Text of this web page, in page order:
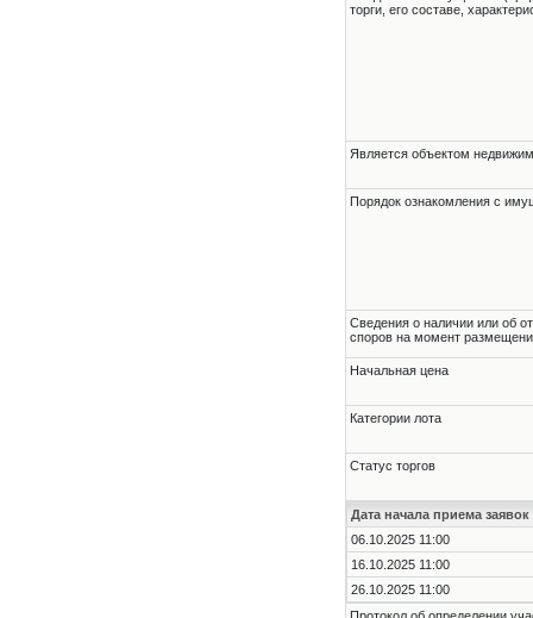
торги, его составе,
Является объектом
Порядок ознакомления с
Cведения о наличии или об
споров на момент
Начальная цена
Категории лота
Статус торгов
Дата начала приема заявок
06.10.2025 11:00
16.10.2025 11:00
26.10.2025 11:00